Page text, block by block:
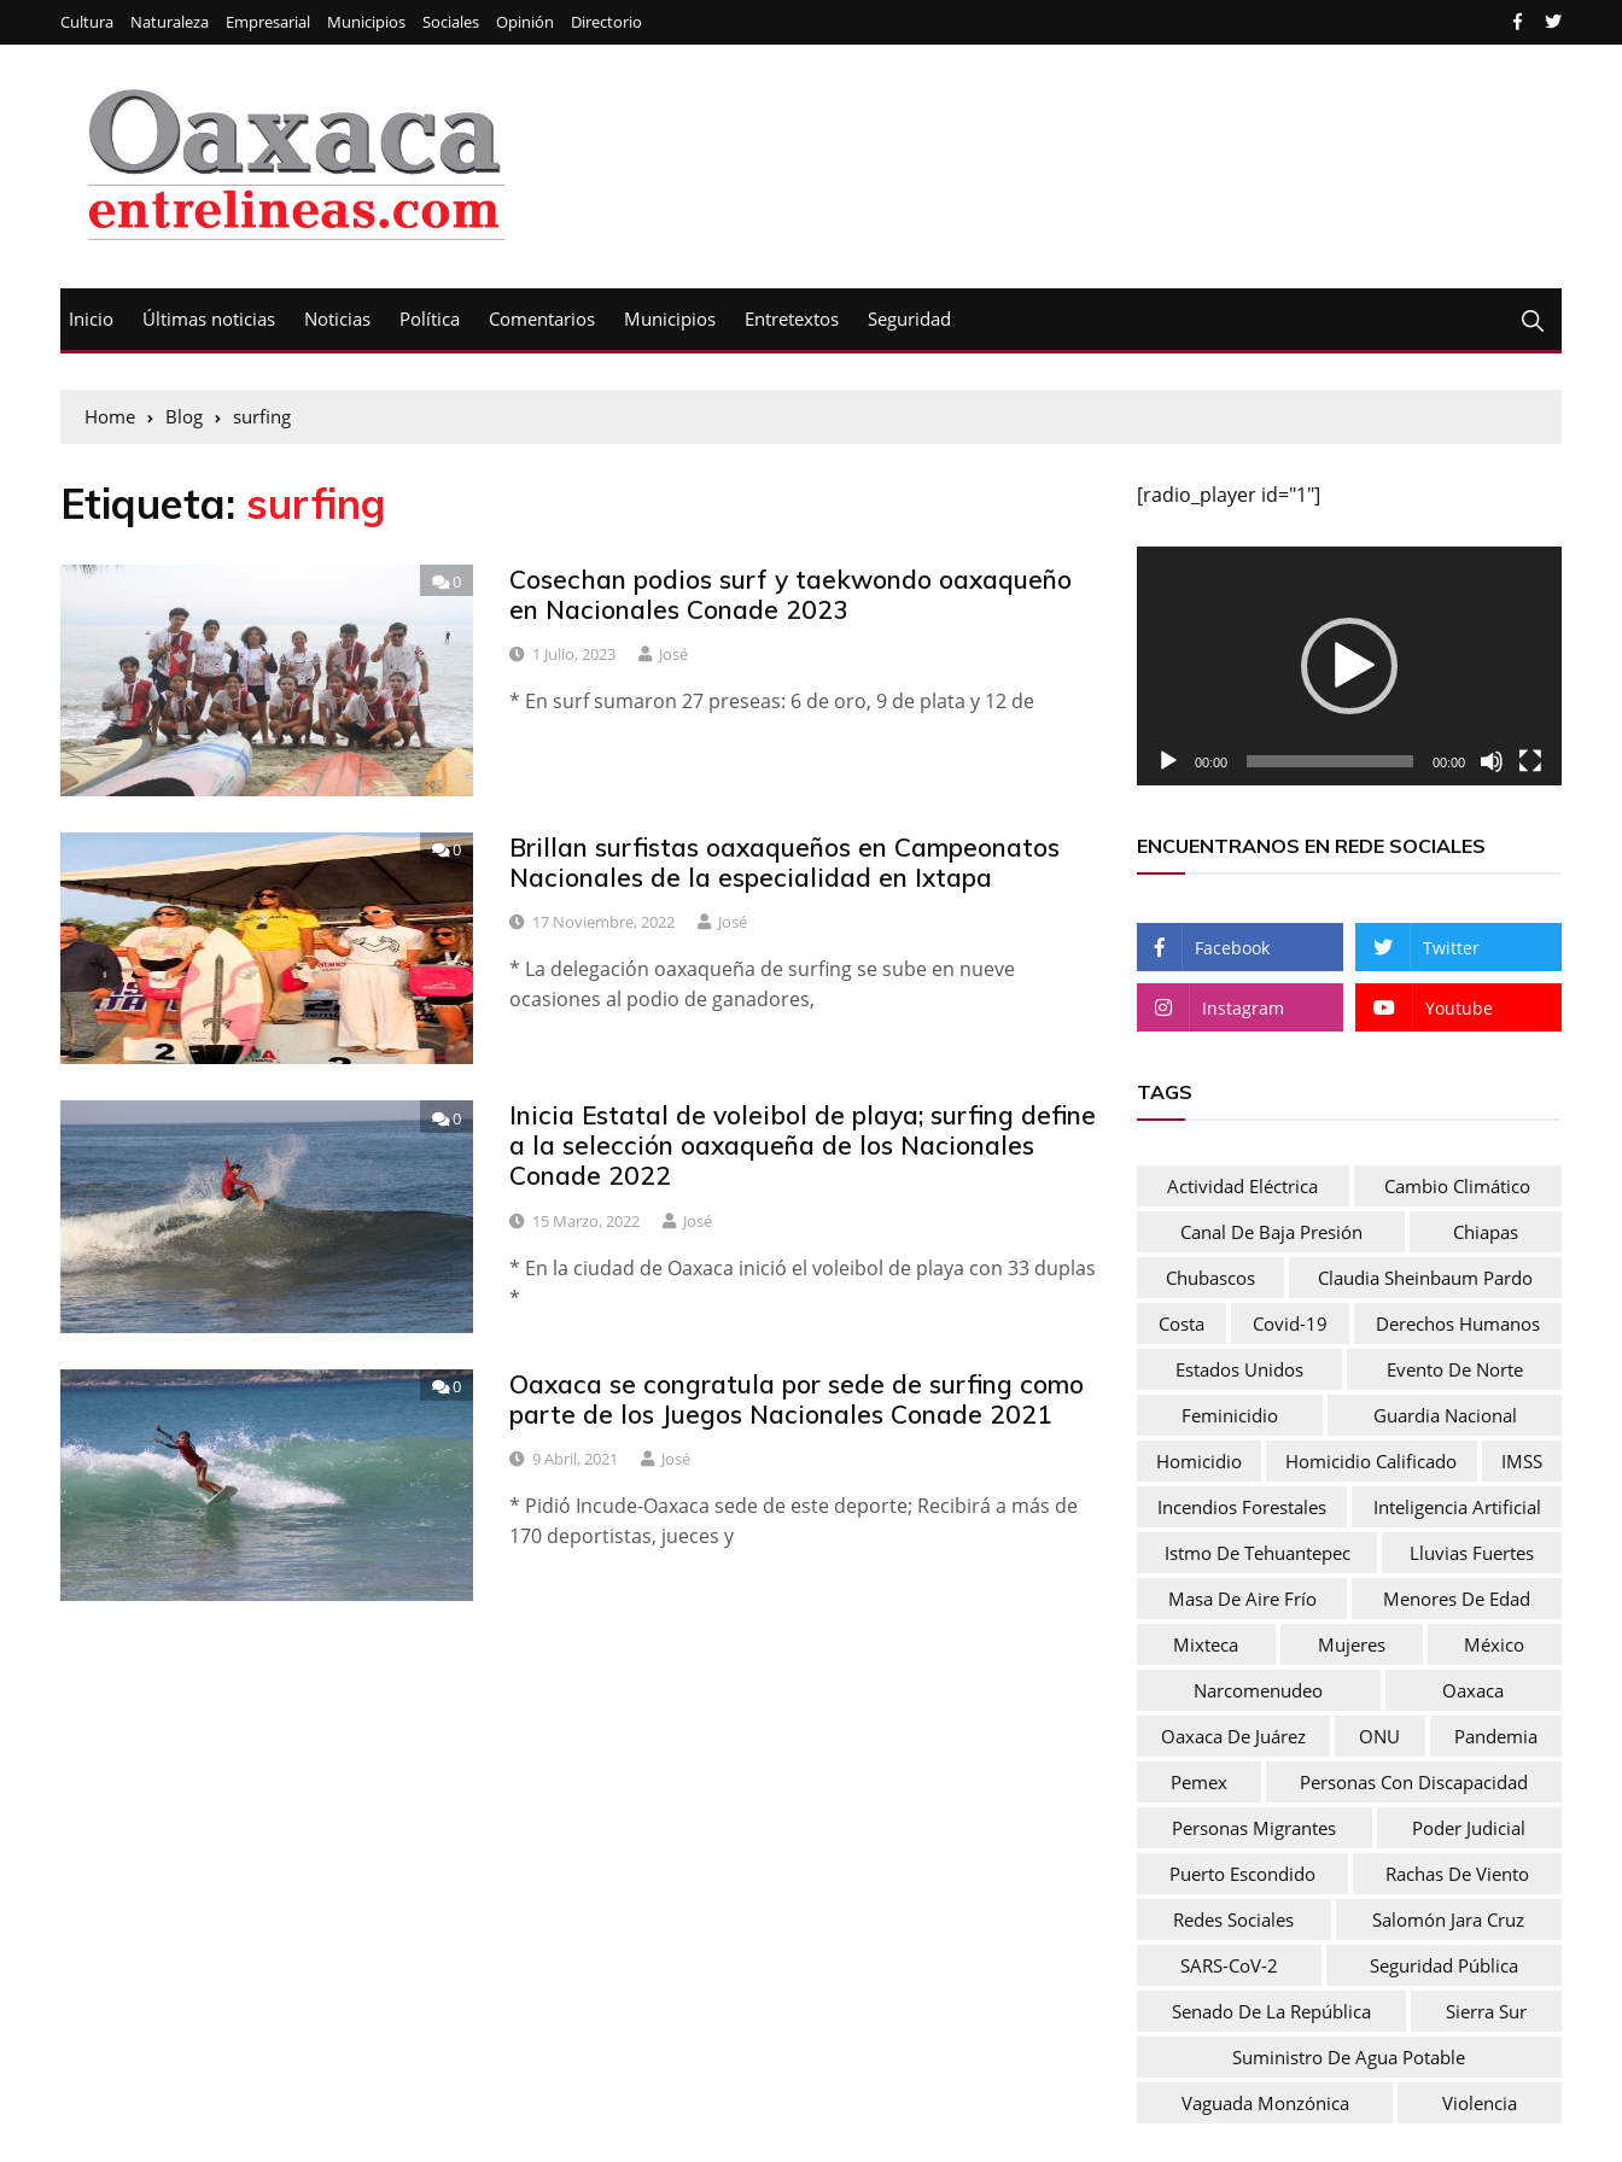
Cultura Naturaleza Empresarial Municipios Sociales Opinión Directorio
Inicio Últimas noticias Noticias Política Comentarios Municipios Entretextos Seguridad
Home Blog surfing
Etiqueta: surfing
0
Cosechan podios surf y taekwondo oaxaqueño
en Nacionales Conade 2023
1 Julio, 2023 José
* En surf sumaron 27 preseas: 6 de oro, 9 de plata y 12 de
0
Brillan surfistas oaxaqueños en Campeonatos
Nacionales de la especialidad en Ixtapa
17 Noviembre, 2022 José
* La delegación oaxaqueña de surfing se sube en nueve
ocasiones al podio de ganadores,
0
Inicia Estatal de voleibol de playa; surfing define
a la selección oaxaqueña de los Nacionales
Conade 2022
15 Marzo, 2022 José
* En la ciudad de Oaxaca inició el voleibol de playa con 33 duplas
*
0
Oaxaca se congratula por sede de surfing como
parte de los Juegos Nacionales Conade 2021
9 Abril, 2021 José
* Pidió Incude-Oaxaca sede de este deporte; Recibirá a más de
170 deportistas, jueces y
[radio_player id="1"]
00:00 00:00
ENCUENTRANOS EN REDE SOCIALES
Facebook Twitter
Instagram Youtube
TAGS
Actividad Eléctrica
Cambio Climático
Canal De Baja Presión
Chiapas
Chubascos
Claudia Sheinbaum Pardo
Costa
Covid-19
Derechos Humanos
Estados Unidos
Evento De Norte
Feminicidio
Guardia Nacional
Homicidio
Homicidio Calificado
IMSS
Incendios Forestales
Inteligencia Artificial
Istmo De Tehuantepec
Lluvias Fuertes
Masa De Aire Frío
Menores De Edad
Mixteca
Mujeres
México
Narcomenudeo
Oaxaca
Oaxaca De Juárez
ONU
Pandemia
Pemex
Personas Con Discapacidad
Personas Migrantes
Poder Judicial
Puerto Escondido
Rachas De Viento
Redes Sociales
Salomón Jara Cruz
SARS-CoV-2
Seguridad Pública
Senado De La República
Sierra Sur
Suministro De Agua Potable
Vaguada Monzónica
Violencia